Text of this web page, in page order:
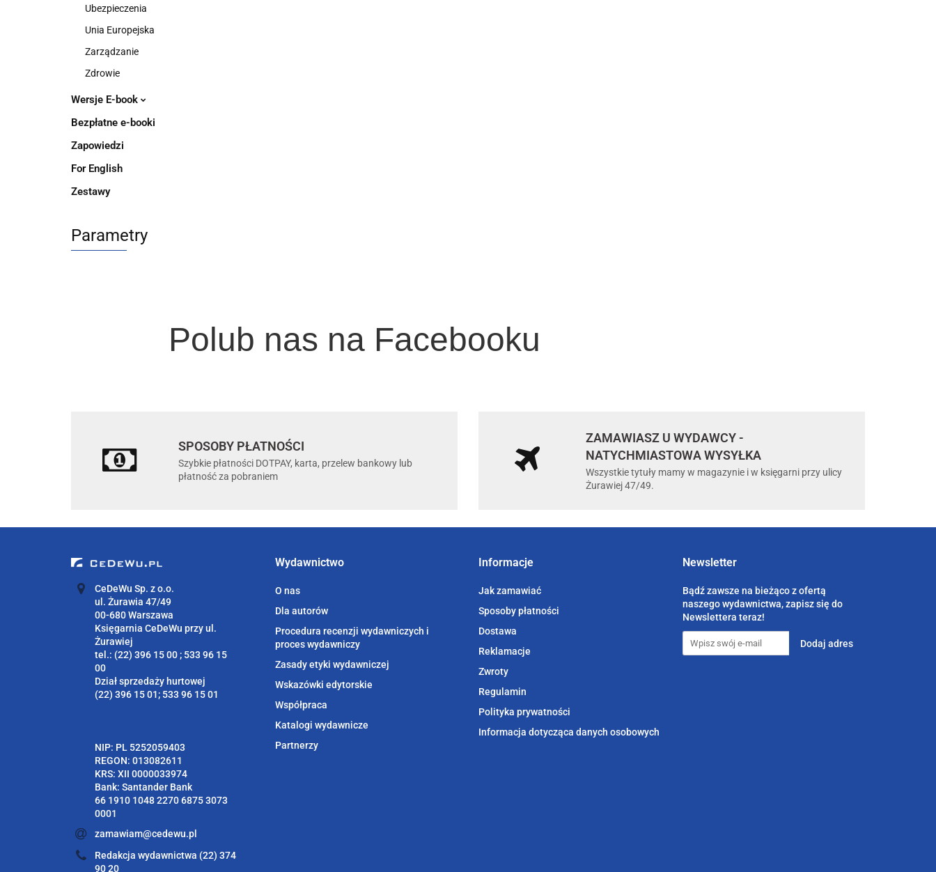
Ubezpieczenia
Unia Europejska
Zarządzanie
Zdrowie
Wersje E-book
Bezpłatne e-booki
Zapowiedzi
For English
Zestawy
Parametry
Polub nas na Facebooku
SPOSOBY PŁATNOŚCI
Szybkie płatności DOTPAY, karta, przelew bankowy lub
płatność za pobraniem
ZAMAWIASZ U WYDAWCY -
NATYCHMIASTOWA WYSYŁKA
Wszystkie tytuły mamy w magazynie i w księgarni przy ulicy
Żurawiej 47/49.
CeDeWu Sp. z o.o.
ul. Żurawia 47/49
00-680 Warszawa
Księgarnia CeDeWu przy ul.
Żurawiej
tel.: (22) 396 15 00 ; 533 96 15
00
Dział sprzedaży hurtowej
(22) 396 15 01; 533 96 15 01
NIP: PL 5252059403
REGON: 013082611
KRS: XII 0000033974
Bank: Santander Bank
66 1910 1048 2270 6875 3073
0001
zamawiam@cedewu.pl
Redakcja wydawnictwa (22) 374
90 20
Wydawnictwo
O nas
Dla autorów
Procedura recenzji wydawniczych i
proces wydawniczy
Zasady etyki wydawniczej
Wskazówki edytorskie
Współpraca
Katalogi wydawnicze
Partnerzy
Informacje
Jak zamawiać
Sposoby płatności
Dostawa
Reklamacje
Zwroty
Regulamin
Polityka prywatności
Informacja dotycząca danych osobowych
Newsletter
Bądź zawsze na bieżąco z ofertą
naszego wydawnictwa, zapisz się do
Newslettera teraz!